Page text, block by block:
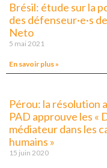
Brésil: étude sur la
des défenseur·e·s
Neto
5 mai 2021
En savoir plus »
Pérou: la résolution
PAD approuve les «
médiateur dans les
humains »
15 juin 2020